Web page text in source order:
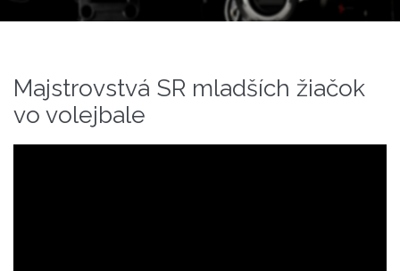
Majstrovstvá SR mladších žiačok
vo volejbale